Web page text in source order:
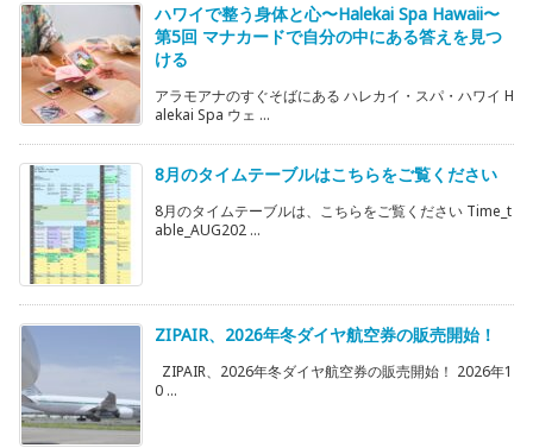
ハワイで整う身体と心〜Halekai Spa Hawaii〜
第5回 マナカードで自分の中にある答えを見つ
ける
アラモアナのすぐそばにある ハレカイ・スパ・ハワイ H
alekai Spa ウェ ...
8月のタイムテーブルはこちらをご覧ください
8月のタイムテーブルは、こちらをご覧ください Time_t
able_AUG202 ...
ZIPAIR、2026年冬ダイヤ航空券の販売開始！
ZIPAIR、2026年冬ダイヤ航空券の販売開始！ 2026年1
0 ...